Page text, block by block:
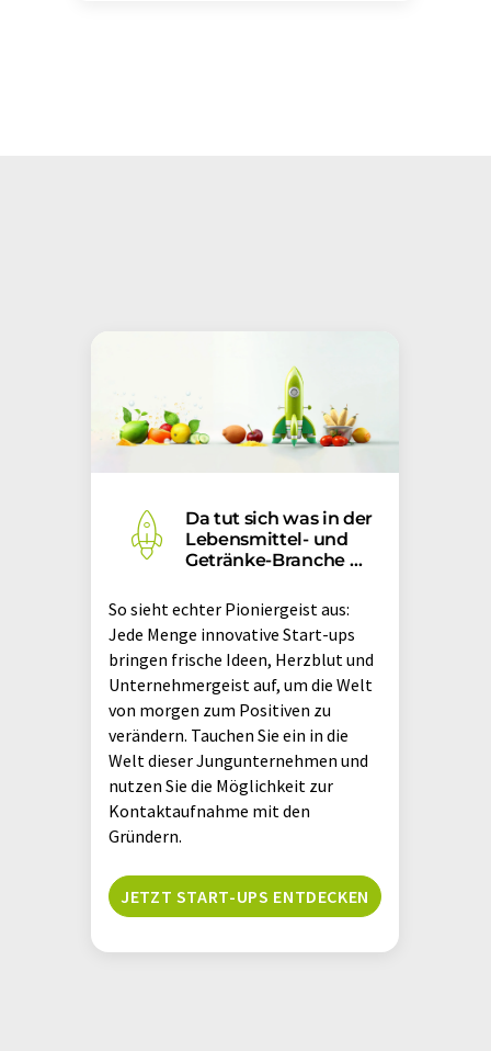
Da tut sich was in der
Lebensmittel- und
Getränke-Branche …
So sieht echter Pioniergeist aus:
Jede Menge innovative Start-ups
bringen frische Ideen, Herzblut und
Unternehmergeist auf, um die Welt
von morgen zum Positiven zu
verändern. Tauchen Sie ein in die
Welt dieser Jungunternehmen und
nutzen Sie die Möglichkeit zur
Kontaktaufnahme mit den
Gründern.
JETZT START-UPS ENTDECKEN